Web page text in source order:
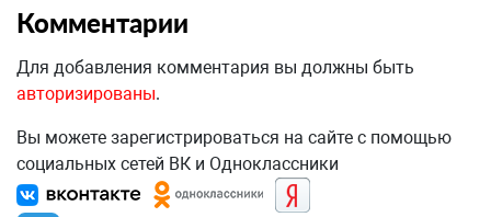
Комментарии
Для добавления комментария вы должны быть
авторизированы.
Вы можете зарегистрироваться на сайте с помощью
социальных сетей ВК и Одноклассники